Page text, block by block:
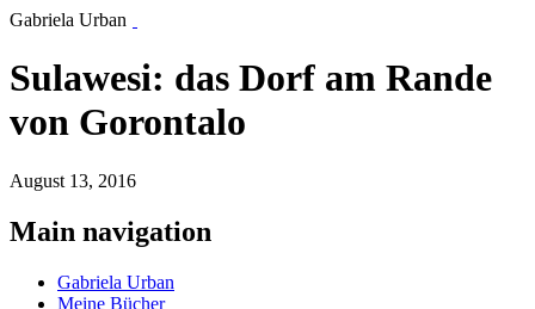
Gabriela Urban
Sulawesi: das Dorf am Rande
von Gorontalo
August 13, 2016
Main navigation
Gabriela Urban
Meine Bücher